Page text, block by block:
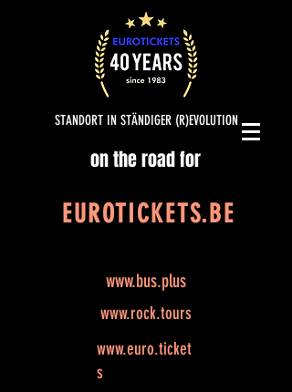
STANDORT IN STÄNDIGER (R)EVOLUTION
on the road for
EUROTICKETS.BE
www.bus.plus
www.rock.tours
www.euro.ticket
s